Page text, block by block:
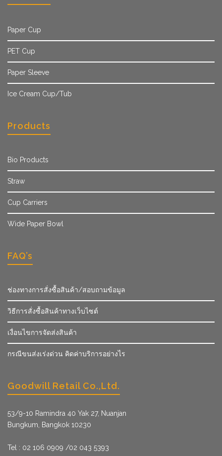
Paper Cup
PET Cup
Paper Sleeve
Ice Cream Cup/Tub
Products
Bio Products
Straw
Cup Carriers
Wide Paper Bowl
FAQ’s
ช่องทางการสั่งซื้อสินค้า/สอบถามข้อมูล
วิธีการสั่งซื้อสินค้าทางเว็บไซต์
เงื่อนไขการจัดส่งสินค้า
กรณีขนส่งเร่งด่วน คิดค่าบริการอย่างไร
Goodwill Retail Co.,Ltd.
53/9­-10 Ramindra 40 Yak 27, Nuanjan
Bungkum, Bangkok 10230
Tel : 02 106 0909 /02 043 5393